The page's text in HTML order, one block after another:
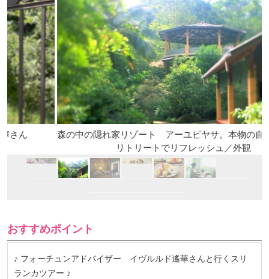
森の中の隠れ家リゾート アーユピヤサ。本物の自然の中での
リトリートでリフレッシュ／外観
おすすめポイント
♪ フォーチュンアドバイザー イヴルルド遙華さんと行くスリ
ランカツアー ♪